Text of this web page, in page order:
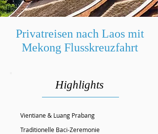
Privatreisen nach Laos mit
Mekong Flusskreuzfahrt
Highlights
Vientiane & Luang Prabang
Traditionelle Baci-Zeremonie